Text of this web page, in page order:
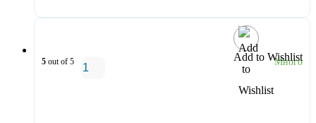
Add to Wishlist
5 out of 5 Много